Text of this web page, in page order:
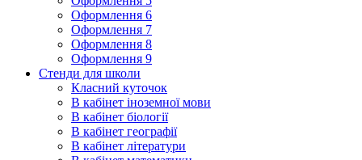
Оформлення 6
Оформлення 7
Оформлення 8
Оформлення 9
Стенди для школи
Класний куточок
В кабінет іноземної мови
В кабінет біології
В кабінет географії
В кабінет літератури